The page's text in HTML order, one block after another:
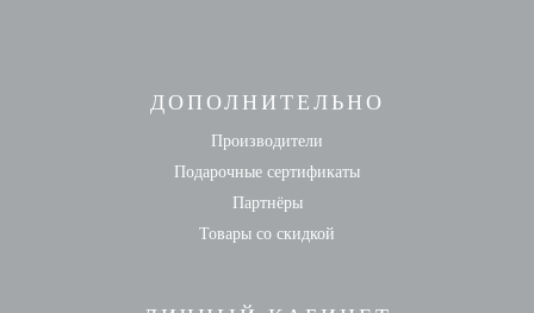
ДОПОЛНИТЕЛЬНО
Производители
Подарочные сертификаты
Партнёры
Товары со скидкой